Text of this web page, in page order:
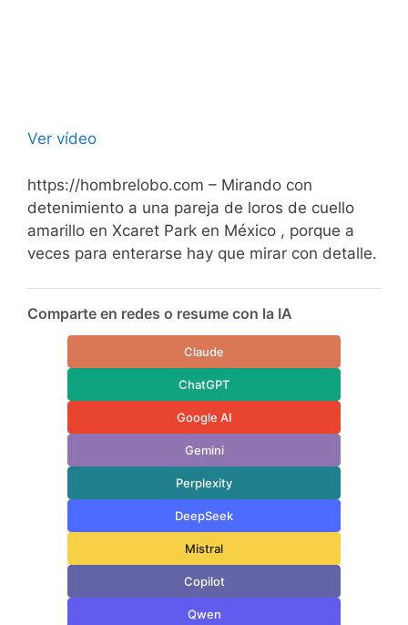
Ver vídeo
https://hombrelobo.com – Mirando con
detenimiento a una pareja de loros de cuello
amarillo en Xcaret Park en México , porque a
veces para enterarse hay que mirar con detalle.
Comparte en redes o resume con la IA
Claude
ChatGPT
Google AI
Gemini
Perplexity
DeepSeek
Mistral
Copilot
Qwen